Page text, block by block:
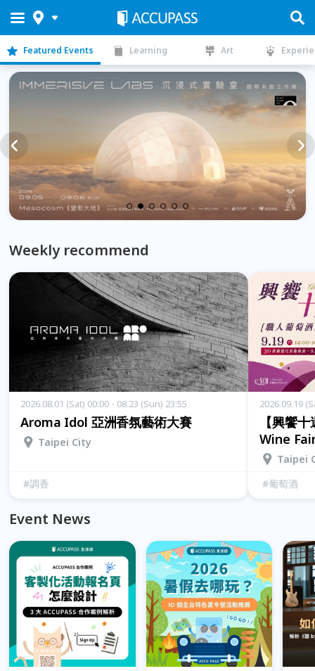
Featured Events Learning Art
Weekly recommend
2026.08.01 (Sat) 00:00 - 08.23 (Sun) 23:55
Aroma Idol 亞洲香氛藝術大賽
Taipei City
#調香
2026.09.19
【興饗
Wine
Taipei
#葡萄酒
Event News